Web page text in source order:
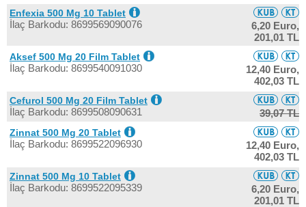
Enfexia 500 Mg 10 Tablet
İlaç Barkodu: 8699569090076
6,20 Euro,
201,01 TL
Aksef 500 Mg 20 Film Tablet
İlaç Barkodu: 8699540091030
12,40 Euro,
402,03 TL
Cefurol 500 Mg 20 Film Tablet
İlaç Barkodu: 8699508090631 39,07 TL
Zinnat 500 Mg 20 Tablet
İlaç Barkodu: 8699522096930
12,40 Euro,
402,03 TL
Zinnat 500 Mg 10 Tablet
İlaç Barkodu: 8699522095339
6,20 Euro,
201,01 TL